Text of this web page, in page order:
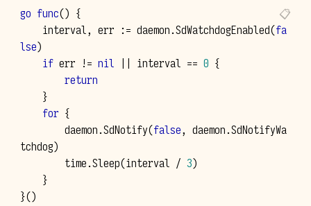
go func() {
interval, err := daemon.SdWatchdogEnabled(fa
lse)
if err != nil || interval == 0 {
return
}
for {
daemon.SdNotify(false, daemon.SdNotifyWa
tchdog)
time.Sleep(interval / 3)
}
}()